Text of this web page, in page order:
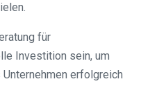
für
Investition sein, um
erfolgreich